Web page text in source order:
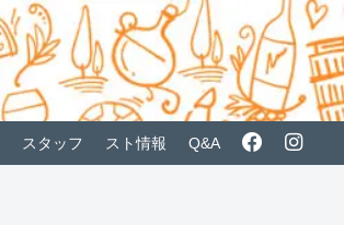
スタッフ スト情報 Q&A